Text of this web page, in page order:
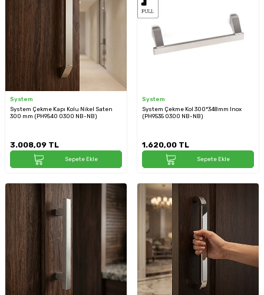
System
System Çekme Kapı Kolu Nikel Saten
300 mm (PH9540 0300 NB-NB)
3.008,09 TL
Sepete Ekle
System
System Çekme Kol 300*348mm Inox
(PH9535 0300 NB-NB)
1.620,00 TL
Sepete Ekle